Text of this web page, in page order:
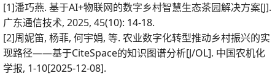
[1]潘巧燕. 基于AI+物联网的数字乡村智慧生态茶园解决方案[J].
广东通信技术, 2025, 45(10): 14-18.
[2]周妮笛, 杨菲, 何宇娟, 等. 农业数字化转型推动乡村振兴的实
现路径——基于CiteSpace的知识图谱分析[J/OL]. 中国农机化
学报, 1-10[2025-12-08].